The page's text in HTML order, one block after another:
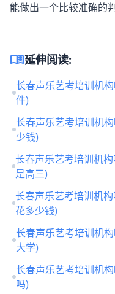
能做出一个比较准确的判
menu_book延伸阅读:
长春声乐艺考培训机
件)
长春声乐艺考培训机
少钱)
长春声乐艺考培训机
是高三)
长春声乐艺考培训机
花多少钱)
长春声乐艺考培训机
大学)
长春声乐艺考培训机
吗)